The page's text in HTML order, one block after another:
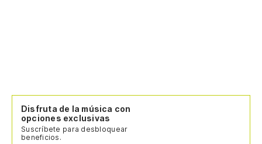
Disfruta de la música con
opciones exclusivas
Suscríbete para desbloquear
beneficios.